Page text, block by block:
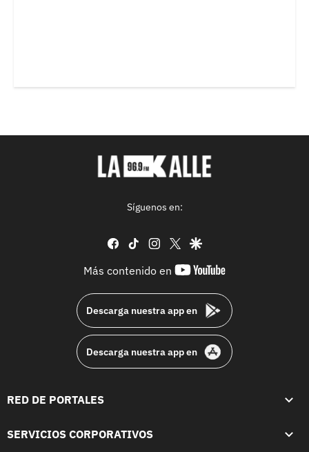
Síguenos en:
facebook
tiktok instagram
twittergoogle
Más contenido en
youtube-
Descarga nuestra app en
Descarga nuestra app en
RED DE PORTALES
SERVICIOS CORPORATIVOS